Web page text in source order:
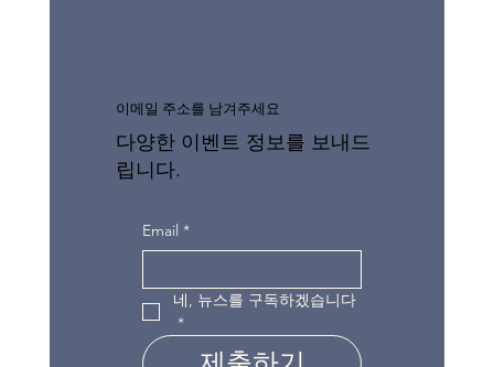
이메일 주소를 남겨주세요
다양한 이벤트 정보를 보내드
립니다.
Email *
네, 뉴스를 구독하겠습니다
*